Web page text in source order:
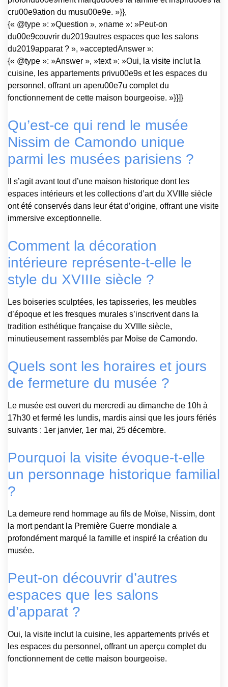
cru00e9ation du musu00e9e. »}},
{« @type »: »Question », »name »: »Peut-on
du00e9couvrir du2019autres espaces que les salons
du2019apparat ? », »acceptedAnswer »:
{« @type »: »Answer », »text »: »Oui, la visite inclut la
cuisine, les appartements privu00e9s et les espaces du
personnel, offrant un aperu00e7u complet du
fonctionnement de cette maison bourgeoise. »}}]}
Qu’est-ce qui rend le musée
Nissim de Camondo unique
parmi les musées parisiens ?
Il s’agit avant tout d’une maison historique dont les
espaces intérieurs et les collections d’art du XVIIIe siècle
ont été conservés dans leur état d’origine, offrant une visite
immersive exceptionnelle.
Comment la décoration
intérieure représente-t-elle le
style du XVIIIe siècle ?
Les boiseries sculptées, les tapisseries, les meubles
d’époque et les fresques murales s’inscrivent dans la
tradition esthétique française du XVIIIe siècle,
minutieusement rassemblés par Moïse de Camondo.
Quels sont les horaires et jours
de fermeture du musée ?
Le musée est ouvert du mercredi au dimanche de 10h à
17h30 et fermé les lundis, mardis ainsi que les jours fériés
suivants : 1er janvier, 1er mai, 25 décembre.
Pourquoi la visite évoque-t-elle
un personnage historique familial
?
La demeure rend hommage au fils de Moïse, Nissim, dont
la mort pendant la Première Guerre mondiale a
profondément marqué la famille et inspiré la création du
musée.
Peut-on découvrir d’autres
espaces que les salons
d’apparat ?
Oui, la visite inclut la cuisine, les appartements privés et
les espaces du personnel, offrant un aperçu complet du
fonctionnement de cette maison bourgeoise.